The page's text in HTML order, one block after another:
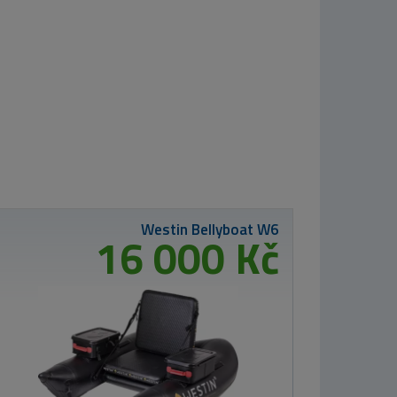
MIKBAITS X-
Class boilie 4kg -
Sladká kukuřice
24mm